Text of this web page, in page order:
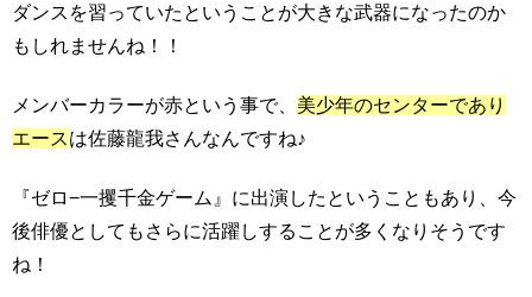
ダンスを習っていたということが大きな武器になったのか
もしれませんね！！
メンバーカラーが赤という事で、 美少年のセンターであり
エースは佐藤龍我さんなんですね♪
『ゼロ−一攫千金ゲーム』に出演したということもあり、今
後俳優としてもさらに活躍しすることが多くなりそうです
ね！